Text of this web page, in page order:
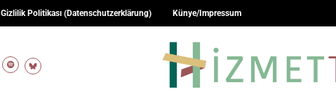
Gizlilik Politikası (Datenschutzerklärung) Künye/Impressum